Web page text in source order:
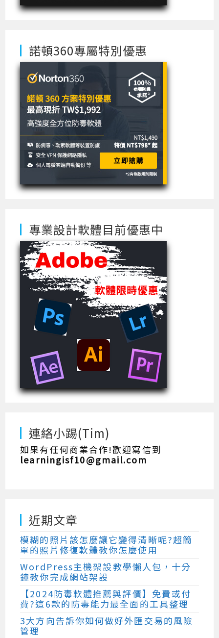
諾頓360專屬特別優惠
專業設計軟體目前優惠中
連絡小踢(Tim)
如果有任何商業合作!歡迎寫信到
learningisf10@gmail.com
近期文章
模糊的照片該怎麼讓它變得清晰呢?超簡
單的照片修復軟體教你怎麼使用
WordPress主機架設教學懶人包，十分
鐘教你完成網站架設
【2024防毒軟體推薦與評價】免費或付
費?這6款的防毒能力最全面的工具整理
3大方向告訴你如何做好外匯交易的風險
管理